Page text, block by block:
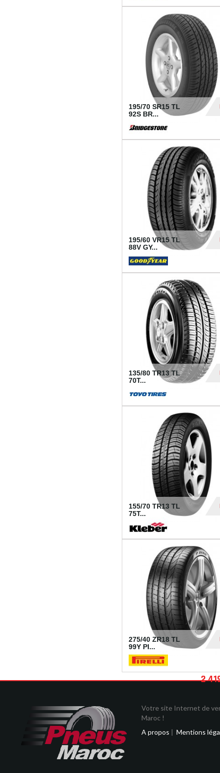
195/70 SR15 TL
92S BR...
195/60 VR15 TL
88V GY...
135/80 TR13 TL
70T...
155/70 TR13 TL
75T...
275/40 ZR18 TL
99Y PI...
2
Votre site Internet de
Maroc !
A propos | Mentions